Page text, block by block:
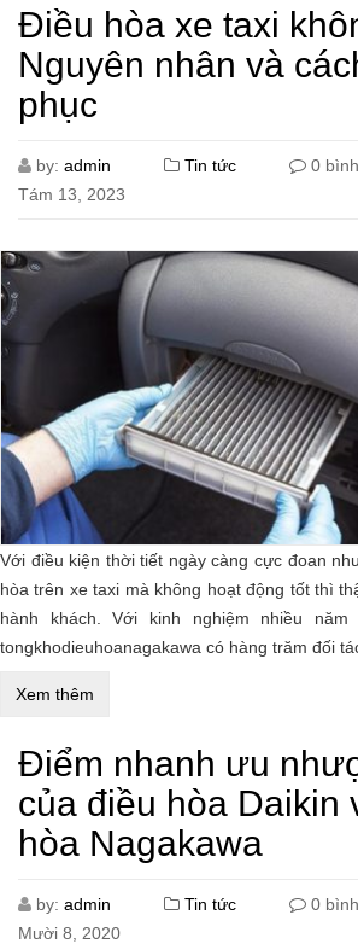
Điều hòa xe taxi
Nguyên nhân và
phục
by: admin Tin tức 0
Tám 13, 2023
Với điều kiện thời tiết ngày càng cực đoan
hòa trên xe taxi mà không hoạt động tốt thì
hành khách. Với kinh nghiệm nhiều năm
tongkhodieuhoanagakawa có hàng trăm đối
Xem thêm
Điểm nhanh ưu
của điều hòa Daikin
hòa Nagakawa
by: admin Tin tức 0
Mười 8, 2020